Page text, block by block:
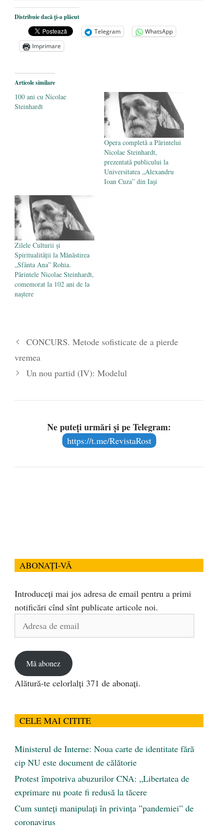
European și reforme pentru a bloca
achizițiile la suprapreț - 13 august 2025
Dragi prieteni din Constanța
România nu știe să își folosească și să își
protejeze resursele
Distribuie dacă ți-a plăcut
Telegram
WhatsApp
Imprimare
Articole similare
100 ani cu Nicolae
Steinhardt
Opera completă a Părintelui
Nicolae Steinhardt,
prezentată publicului la
Universitatea „Alexandru
Ioan Cuza” din Iași
Zilele Culturii și
Spiritualității la Mănăstirea
„Sfânta Ana” Rohia.
Părintele Nicolae Steinhardt,
comemorat la 102 ani de la
naștere
CONCURS. Metode sofisticate de a pierde
vremea
Un nou partid (IV): Modelul
Ne puteți urmări și pe Telegram:
https://t.me/RevistaRost
ABONAȚI-VĂ
Introduceți mai jos adresa de email pentru a primi
notificări cînd sînt publicate articole noi.
Adresa
Mă abonez
Alătură-te celorlalți 371 de abonați.
CELE MAI CITITE
Ministerul de Interne: Noua carte de identitate fără
cip NU este document de călătorie
Protest împotriva abuzurilor CNA: „Libertatea de
exprimare nu poate fi redusă la tăcere
Cum sunteți manipulați în privința ”pandemiei” de
coronavirus